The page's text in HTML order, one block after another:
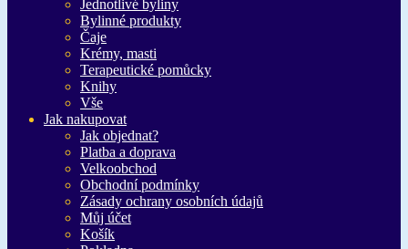
Jednotlivé byliny
Bylinné produkty
Čaje
Krémy, masti
Terapeutické pomůcky
Knihy
Vše
Jak nakupovat
Jak objednat?
Platba a doprava
Velkoobchod
Obchodní podmínky
Zásady ochrany osobních údajů
Můj účet
Košík